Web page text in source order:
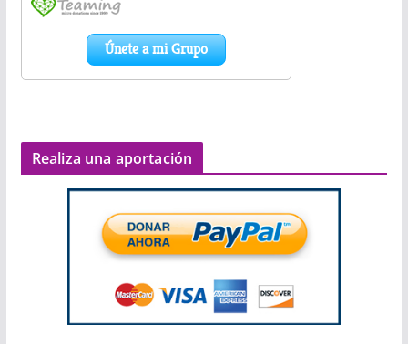
Realiza una aportación